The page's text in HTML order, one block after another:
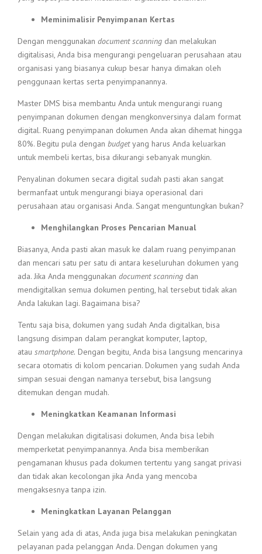
Meminimalisir Penyimpanan Kertas
Dengan menggunakan document scanning dan melakukan
digitalisasi, Anda bisa mengurangi pengeluaran perusahaan atau
organisasi yang biasanya cukup besar hanya dimakan oleh
penggunaan kertas serta penyimpanannya.
Master DMS bisa membantu Anda untuk mengurangi ruang
penyimpanan dokumen dengan mengkonversinya dalam format
digital. Ruang penyimpanan dokumen Anda akan dihemat hingga
80%. Begitu pula dengan budgetyang harus Anda keluarkan
untuk membeli kertas, bisa dikurangi sebanyak mungkin.
Penyalinan dokumen secara digital sudah pasti akan sangat
bermanfaat untuk mengurangi biaya operasional dari
perusahaan atau organisasi Anda. Sangat menguntungkan bukan?
Menghilangkan Proses Pencarian Manual
Biasanya, Anda pasti akan masuk ke dalam ruang penyimpanan
dan mencari satu per satu di antara keseluruhan dokumen yang
ada. Jika Anda menggunakan document scanning dan
mendigitalkan semua dokumen penting, hal tersebut tidak akan
Anda lakukan lagi. Bagaimana bisa?
Tentu saja bisa, dokumen yang sudah Anda digitalkan, bisa
langsung disimpan dalam perangkat komputer, laptop,
atau smartphone. Dengan begitu, Anda bisa langsung mencarinya
secara otomatis di kolom pencarian. Dokumen yang sudah Anda
simpan sesuai dengan namanya tersebut, bisa langsung
ditemukan dengan mudah.
Meningkatkan Keamanan Informasi
Dengan melakukan digitalisasi dokumen, Anda bisa lebih
memperketat penyimpanannya. Anda bisa memberikan
pengamanan khusus pada dokumen tertentu yang sangat privasi
dan tidak akan kecolongan jika Anda yang mencoba
mengaksesnya tanpa izin.
Meningkatkan Layanan Pelanggan
Selain yang ada di atas, Anda juga bisa melakukan peningkatan
pelayanan pada pelanggan Anda. Dengan dokumen yang